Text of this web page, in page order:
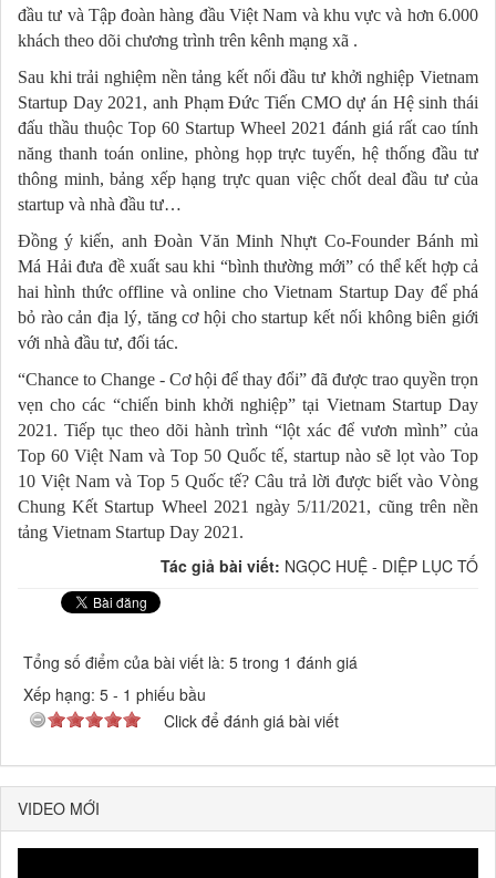
đầu tư và Tập đoàn hàng đầu Việt Nam và khu vực và hơn 6.000
khách theo dõi chương trình trên kênh mạng xã .
Sau khi trải nghiệm nền tảng kết nối đầu tư khởi nghiệp Vietnam
Startup Day 2021, anh Phạm Đức Tiến CMO dự án Hệ sinh thái
đấu thầu thuộc Top 60 Startup Wheel 2021 đánh giá rất cao tính
năng thanh toán online, phòng họp trực tuyến, hệ thống đầu tư
thông minh, bảng xếp hạng trực quan việc chốt deal đầu tư của
startup và nhà đầu tư…
Đồng ý kiến, anh Đoàn Văn Minh Nhựt Co-Founder Bánh mì
Má Hải đưa đề xuất sau khi “bình thường mới” có thể kết hợp cả
hai hình thức offline và online cho Vietnam Startup Day để phá
bỏ rào cản địa lý, tăng cơ hội cho startup kết nối không biên giới
với nhà đầu tư, đối tác.
“Chance to Change - Cơ hội để thay đổi” đã được trao quyền trọn
vẹn cho các “chiến binh khởi nghiệp” tại Vietnam Startup Day
2021. Tiếp tục theo dõi hành trình “lột xác để vươn mình” của
Top 60 Việt Nam và Top 50 Quốc tế, startup nào sẽ lọt vào Top
10 Việt Nam và Top 5 Quốc tế? Câu trả lời được biết vào Vòng
Chung Kết Startup Wheel 2021 ngày 5/11/2021, cũng trên nền
tảng Vietnam Startup Day 2021.
Tác giả bài viết: NGỌC HUỆ - DIỆP LỤC TỐ
Tổng số điểm của bài viết là: 5 trong 1 đánh giá
Xếp hạng: 5 - 1 phiếu bầu
Click để đánh giá bài viết
VIDEO MỚI